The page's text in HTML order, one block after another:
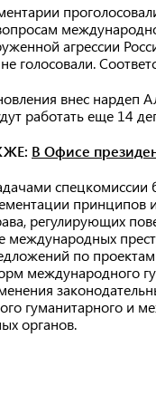
агрессии
голосовали.
внес нардеп
работать еще 14
В Офисе
спецкомиссии
принципов
регулирующих
международных
по
международного
гуманитарного и
органов.